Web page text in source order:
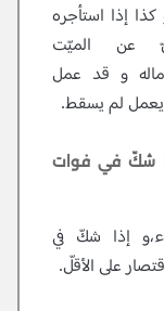
إذا استأجره
عن الميّت
ماله و قد عمل
يعمل لم يسقط.
760):إذا شكّ في فوات
إذا شكّ في
على الأقلّ.